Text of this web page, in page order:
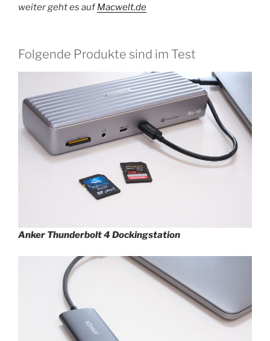
weiter geht es aufMacwelt.de
Folgende Produkte sind im Test
Anker Thunderbolt 4 Dockingstation